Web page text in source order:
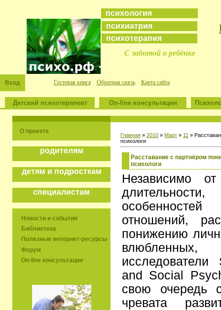
психология
психиатрия
психотерапия
С заботой о ребёнке
Вход Гостевая книга Обратная связь Карта сайта
Детский психотерапевт On-line консультации
О проекте
родителям
детям и подросткам
специалистам
Новости и события
Библиотека
Полезные интернет-ресурсы
Форум
On-line консультации
Главная » 2010 » Март » 11 »
психологи
Расставание с партнёром
психологи
Независимо
отношений,
понижению
and Social
свою очередь
чревата